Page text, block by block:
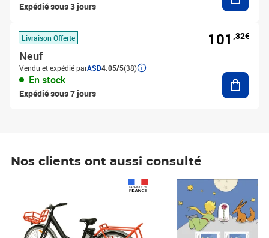
Expédié sous 3 jours
Livraison Offerte
Neuf
Vendu et expédié parASD4.05/5(38)
En stock
Expédié sous 7 jours
101 ,32€
Nos clients ont aussi consulté
Prix 7,50€